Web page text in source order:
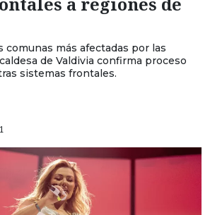
comunas más afectadas por las
de Valdivia confirma proceso
sistemas frontales.